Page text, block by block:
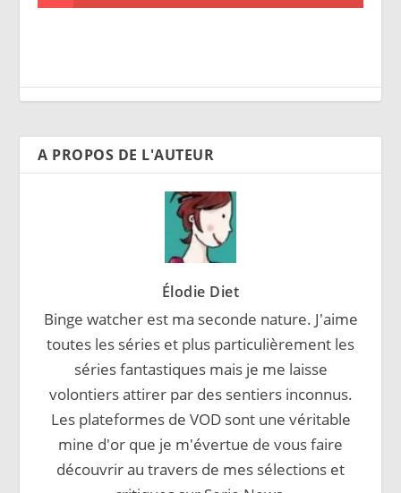
A PROPOS DE L'AUTEUR
Élodie Diet
Binge watcher est ma seconde nature. J'aime
toutes les séries et plus particulièrement les
séries fantastiques mais je me laisse
volontiers attirer par des sentiers inconnus.
Les plateformes de VOD sont une véritable
mine d'or que je m'évertue de vous faire
découvrir au travers de mes sélections et